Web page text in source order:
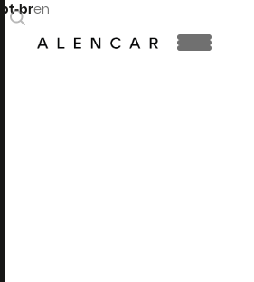
pt-bren